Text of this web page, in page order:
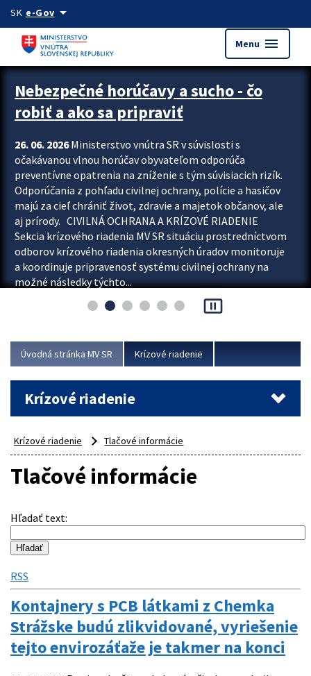
Preskocit na hlavný obsah
SK e-Govarrow_drop_down
Menu menu
Zastavit automatický posun upútavok
Nebezpečné horúčavy a sucho - čo
robiť a ako sa pripraviť
26. 06. 2026Ministerstvo vnútra SR v súvislosti s
očakávanou vlnou horúčav obyvateľom odporúča
preventívne opatrenia na zníženie s tým súvisiacich rizík.
Odporúčania z pohľadu civilnej ochrany, polície a hasičov
majú za cieľ chrániť život, zdravie a majetok občanov, ale
aj prírody. CIVILNÁ OCHRANA A KRÍZOVÉ RIADENIE
Sekcia krízového riadenia MV SR situáciu prostredníctvom
odborov krízového riadenia okresných úradov monitoruje
a koordinuje pripravenosť systému civilnej ochrany na
možné následky týchto...
pause_presentation
Úvodná stránka MV SR Krízové riadenie
Krízové riadenie
Krízové riadenie Tlačové informácie
Tlačové informácie
Hľadať text:
RSS
Kontajnery s PCB látkami z Chemka
Strážske budú zlikvidované, vyriešenie
tejto envirozáťaže je takmer na konci